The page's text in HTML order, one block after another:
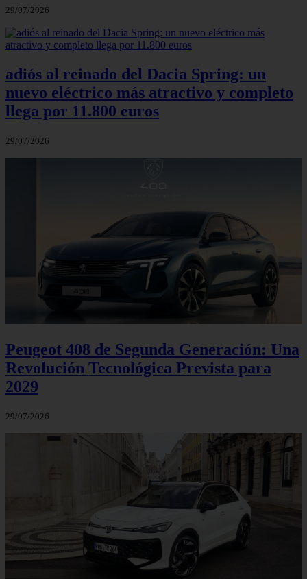
29/07/2026
adiós al reinado del Dacia Spring: un
nuevo eléctrico más atractivo y completo
llega por 11.800 euros
29/07/2026
Peugeot 408 de Segunda Generación: Una
Revolución Tecnológica Prevista para
2029
29/07/2026